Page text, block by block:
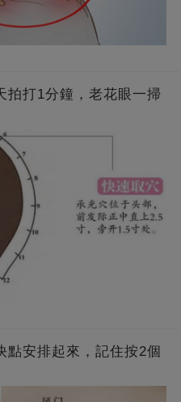
拍打1分鐘，老花眼一掃
點安排起來，記住按2個